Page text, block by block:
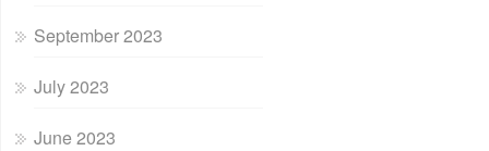
September 2023
July 2023
June 2023